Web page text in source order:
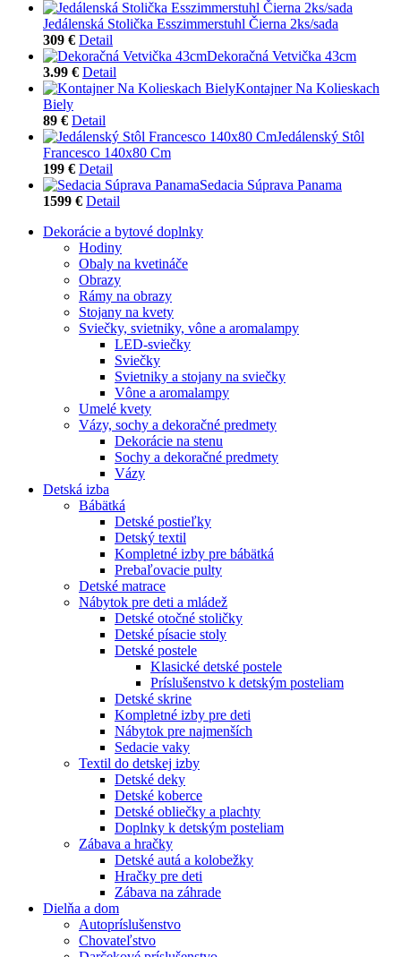
Jedálenská Stolička Esszimmerstuhl Čierna 2ks/sada
309 € Detail
Dekoračná Vetvička 43cm
3.99 € Detail
Kontajner Na Kolieskach
Biely
89 € Detail
Jedálenský Stôl
Francesco 140x80 Cm
199 € Detail
Sedacia Súprava Panama
1599 € Detail
Dekorácie a bytové doplnky
Hodiny
Obaly na kvetináče
Obrazy
Rámy na obrazy
Stojany na kvety
Sviečky, svietniky, vône a aromalampy
LED-sviečky
Sviečky
Svietniky a stojany na sviečky
Vône a aromalampy
Umelé kvety
Vázy, sochy a dekoračné predmety
Dekorácie na stenu
Sochy a dekoračné predmety
Vázy
Detská izba
Bábätká
Detské postieľky
Detský textil
Kompletné izby pre bábätká
Prebaľovacie pulty
Detské matrace
Nábytok pre deti a mládež
Detské otočné stoličky
Detské písacie stoly
Detské postele
Klasické detské postele
Príslušenstvo k detským posteliam
Detské skrine
Kompletné izby pre deti
Nábytok pre najmenších
Sedacie vaky
Textil do detskej izby
Detské deky
Detské koberce
Detské obliečky a plachty
Doplnky k detským posteliam
Zábava a hračky
Detské autá a kolobežky
Hračky pre deti
Zábava na záhrade
Dielňa a dom
Autopríslušenstvo
Chovateľstvo